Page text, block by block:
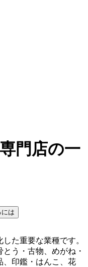
門店の一
は
た重要な業種です。
う・古物、めがね・
、印鑑・はんこ、花